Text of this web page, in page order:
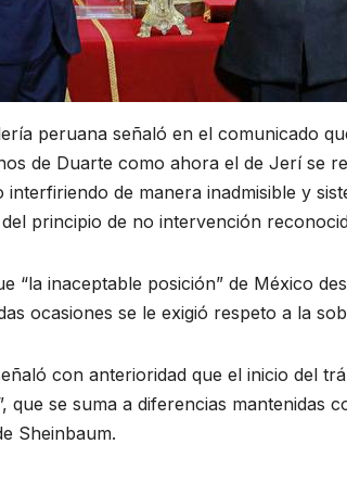
peruana señaló en el comunicado
de Duarte como ahora el de Jerí se
interfiriendo de manera inadmisible y
principio de no intervención
“la inaceptable posición” de México
ocasiones se le exigió respeto a la
con anterioridad que el inicio del
que se suma a diferencias
Sheinbaum.